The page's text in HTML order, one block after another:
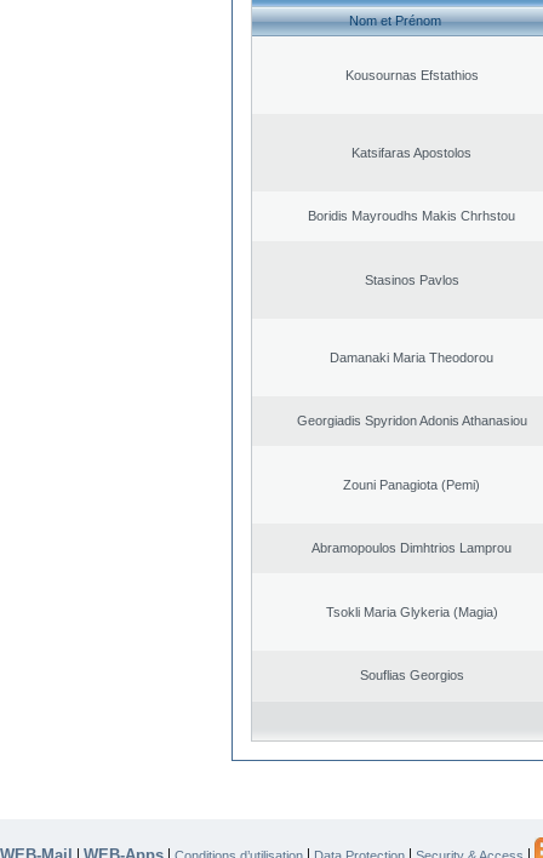
Nom et Prénom
Kousournas Efstathios
Katsifaras Apostolos
Boridis Mayroudhs Makis Chrhstou
Stasinos Pavlos
Damanaki Maria Theodorou
Georgiadis Spyridon Adonis Athanasiou
Zouni Panagiota (Pemi)
Abramopoulos Dimhtrios Lamprou
Tsokli Maria Glykeria (Magia)
Souflias Georgios